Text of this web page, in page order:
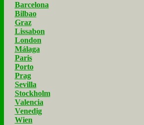
Barcelona
Bilbao
Graz
Lissabon
London
Málaga
Paris
Porto
Prag
Sevilla
Stockholm
Valencia
Venedig
Wien